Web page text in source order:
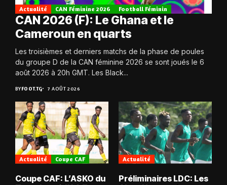
Actualité CAN Féminine 2026 Football Féminin
CAN 2026 (F): Le Ghana et le
Cameroun en quarts
Les troisièmes et derniers matchs de la phase de poules
du groupe D de la CAN féminine 2026 se sont joués le 6
août 2026 à 20h GMT. Les Black...
BYFOOT.TG 7 AOÛT 2026
Actualité Coupe CAF
Coupe CAF: L’ASKO du
Actualité
Préliminaires LDC: Les